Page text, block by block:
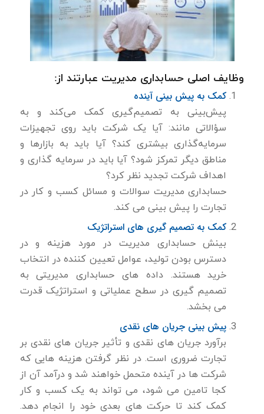
وظایف اصلی حسابداری مدیریت عبارتند از:
کمک به پیش بینی آینده
پیش‌بینی به تصمیم‌گیری کمک می‌کند و به
سؤالاتی مانند: آیا یک شرکت باید روی تجهیزات
سرمایه‌گذاری بیشتری کند؟ آیا باید به بازارها و
مناطق دیگر تمرکز شود؟ آیا باید در سرمایه گذاری و
اهداف شرکت تجدید نظر کرد؟
حسابداری مدیریت سوالات و مسائل کسب و کار در
تجارت را پیش بینی می کند.
کمک به تصمیم گیری های استراتژیک
بینش حسابداری مدیریت در مورد هزینه و در
دسترس بودن تولید، عوامل تعیین کننده در انتخاب
خرید هستند. داده های حسابداری مدیریتی به
تصمیم گیری در سطح عملیاتی و استراتژیک قدرت
می بخشد.
پیش بینی جریان های نقدی
برآورد جریان های نقدی و تأثیر جریان های نقدی بر
تجارت ضروری است. در نظر گرفتن هزینه هایی که
شرکت ها در آینده متحمل خواهند شد و درآمد آن از
کجا تامین می شود، می تواند به یک کسب و کار
کمک کند تا حرکت های بعدی خود را انجام دهد.